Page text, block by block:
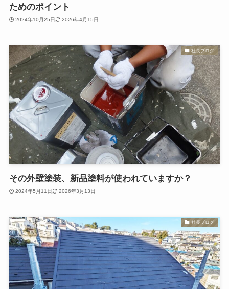
ためのポイント
2024年10月25日 2026年4月15日
社長ブログ
その外壁塗装、新品塗料が使われていますか？
2024年5月11日 2026年3月13日
社長ブログ